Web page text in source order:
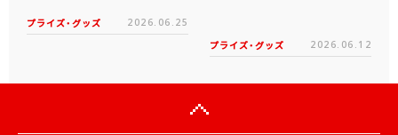
プライズ・グッズ 2026.06.25
プライズ・グッズ 2026.06.12